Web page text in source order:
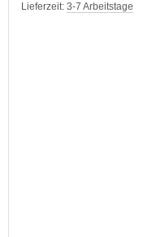
Lieferzeit: 3-7 Arbeitstage